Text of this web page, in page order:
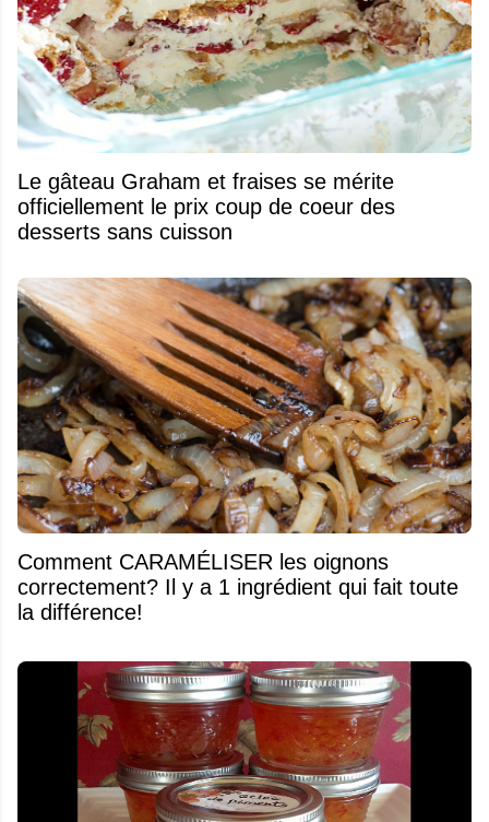
Le gâteau Graham et fraises se mérite
officiellement le prix coup de coeur des
desserts sans cuisson
Comment CARAMÉLISER les oignons
correctement? Il y a 1 ingrédient qui fait toute
la différence!